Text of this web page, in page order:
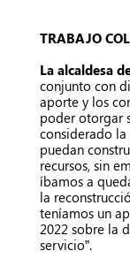
TRABAJO
La alcaldesa
conjunto con
aporte y los
poder otorgar
considerado
puedan
recursos, sin
íbamos a
la
teníamos un
2022 sobre la
servicio”.